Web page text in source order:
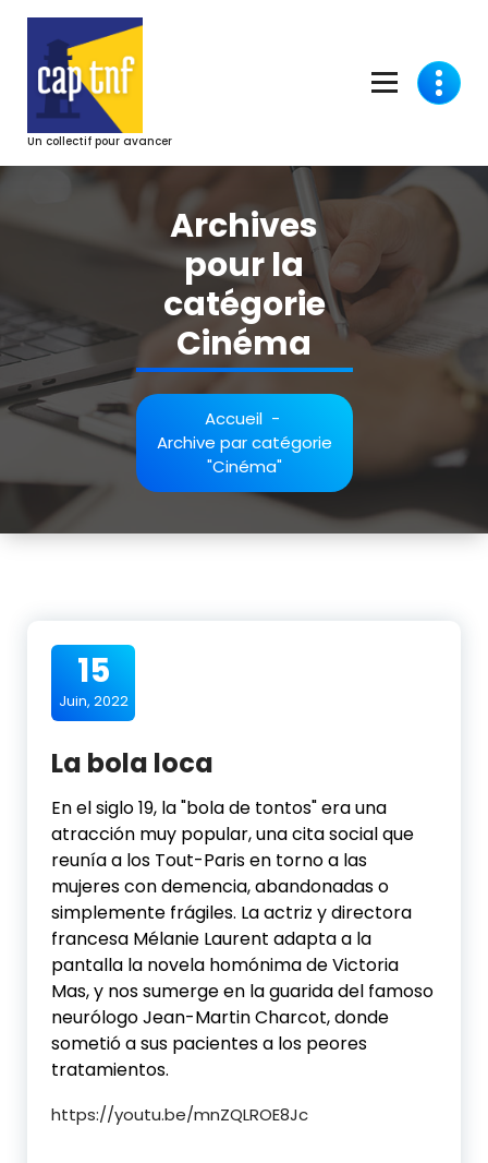
contenu
Un collectif pour avancer
Archives
pour la
catégorie
Cinéma
Accueil-
Archive par catégorie
"Cinéma"
15
Juin, 2022
La bola loca
En el siglo 19, la "bola de tontos" era una
atracción muy popular, una cita social que
reunía a los Tout-Paris en torno a las
mujeres con demencia, abandonadas o
simplemente frágiles. La actriz y directora
francesa Mélanie Laurent adapta a la
pantalla la novela homónima de Victoria
Mas, y nos sumerge en la guarida del famoso
neurólogo Jean-Martin Charcot, donde
sometió a sus pacientes a los peores
tratamientos.
https://youtu.be/mnZQLROE8Jc